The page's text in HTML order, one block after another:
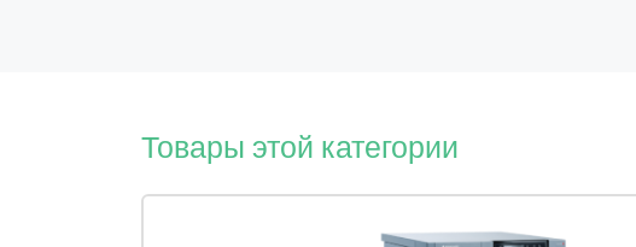
Товары этой категории